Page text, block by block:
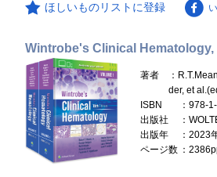
ほしいものリストに登録
Wintrobe's Clinical Hematology,
著者
：
der, et
ISBN
：978-
出版社
：
出版年
：2023
ページ数 ：